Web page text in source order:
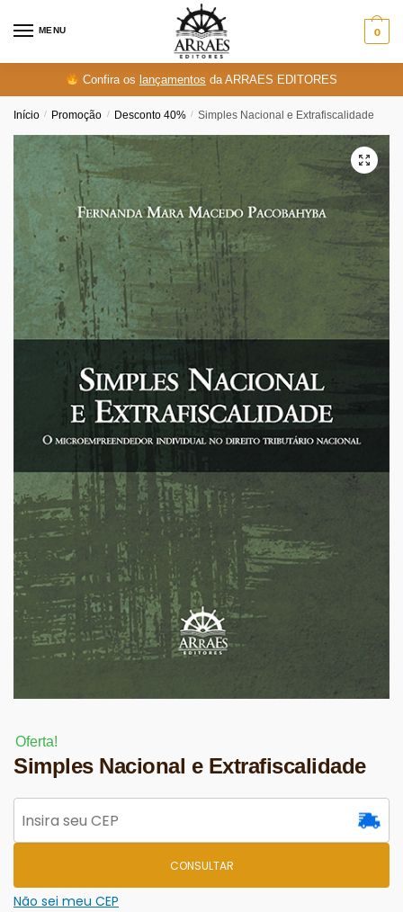
MENU 0
Confira os lançamentos da ARRAES EDITORES
Início / Promoção / Desconto 40% / Simples Nacional e Extrafiscalidade
Oferta!
Simples Nacional e Extrafiscalidade
CONSULTAR
Não sei meu CEP